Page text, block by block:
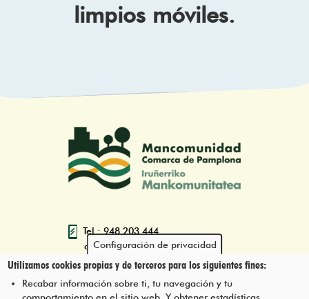
limpios móviles.
Tel.: 948 203 444
atencion@mancoeduca.com
Programa de Educación Ambiental
Escolar de la Mancomunidad de la
Configuración de privacidad
Utilizamos cookies propias y de terceros para los siguientes fines:
Recabar información sobre ti, tu navegación y tu